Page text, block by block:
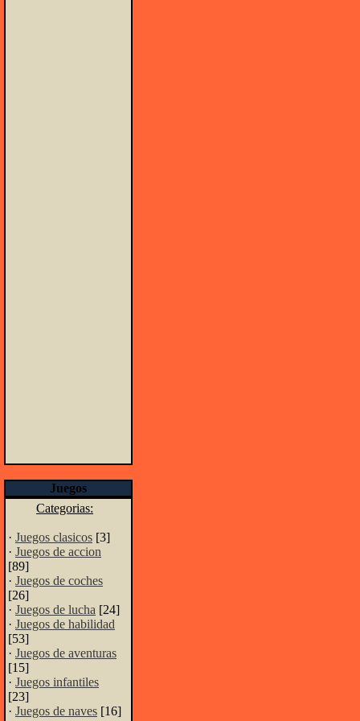
Juegos
Categorias:
· Juegos clasicos [3]
· Juegos de accion
[89]
· Juegos de coches
[26]
· Juegos de lucha [24]
· Juegos de habilidad
[53]
· Juegos de aventuras
[15]
· Juegos infantiles
[23]
· Juegos de naves [16]